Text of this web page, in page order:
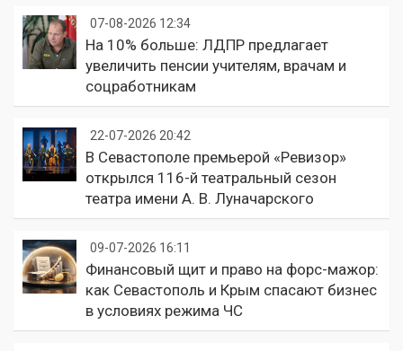
07-08-2026 12:34
На 10% больше: ЛДПР предлагает
увеличить пенсии учителям, врачам и
соцработникам
22-07-2026 20:42
В Севастополе премьерой «Ревизор»
открылся 116-й театральный сезон
театра имени А. В. Луначарского
09-07-2026 16:11
Финансовый щит и право на форс-мажор:
как Севастополь и Крым спасают бизнес
в условиях режима ЧС